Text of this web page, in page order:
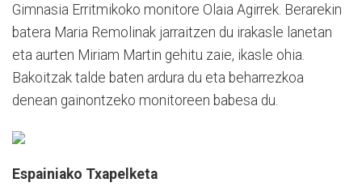
Gimnasia Erritmikoko monitore Olaia Agirrek. Berarekin
batera Maria Remolinak jarraitzen du irakasle lanetan
eta aurten Miriam Martin gehitu zaie, ikasle ohia.
Bakoitzak talde baten ardura du eta beharrezkoa
denean gainontzeko monitoreen babesa du.
Espainiako Txapelketa